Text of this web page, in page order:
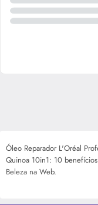
Óleo Reparador L'Oréal
Quinoa 10in1: 10
Beleza na Web.